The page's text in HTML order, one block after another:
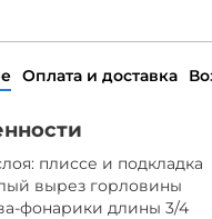
Оплата и доставка
плиссе и подкладка
вырез горловины
фонарики длины 3/4